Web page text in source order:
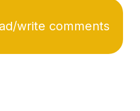
write comments